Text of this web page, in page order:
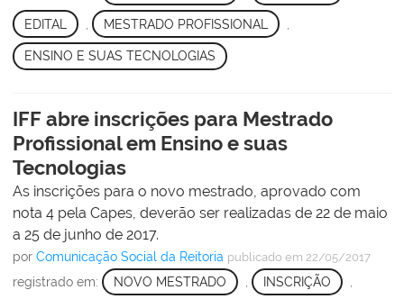
EDITAL MESTRADO PROFISSIONAL
ENSINO E SUAS TECNOLOGIAS
IFF abre inscrições para Mestrado
Profissional em Ensino e suas
Tecnologias
As inscrições para o novo mestrado, aprovado com
nota 4 pela Capes, deverão ser realizadas de 22 de maio
a 25 de junho de 2017.
por Comunicação Social da Reitoria publicado em 22/05/2017
registrado em: NOVO MESTRADO INSCRIÇÃO